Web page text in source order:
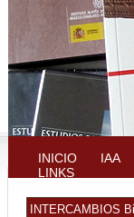
INICIO IAA
LINKS
INTERCAMBIOS